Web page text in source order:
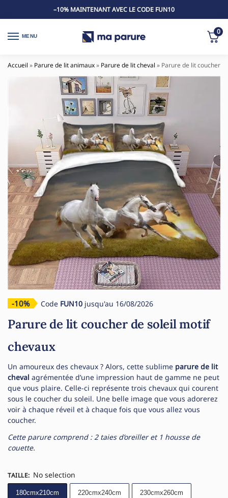
–10% MAINTENANT AVEC LE CODE FUN10
MENU
0
Accueil » Parure de lit animaux» Parure de lit cheval » Parure de lit coucher
-10% Code FUN10 jusqu'au 16/08/2026
Parure de lit coucher de soleil motif
chevaux
Un amoureux des chevaux ? Alors, cette sublime parure de lit
cheval agrémentée d’une impression haut de gamme ne peut
que vous plaire. Celle-ci représente trois chevaux qui courent
sous le coucher du soleil. Une belle image que vous adorerez
voir à chaque réveil et à chaque fois que vous allez vous
coucher.
Cette parure comprend : 2 taies d’oreiller et 1 housse de
couette.
TAILLE: No selection
180cmx210cm 220cmx240cm 230cmx260cm